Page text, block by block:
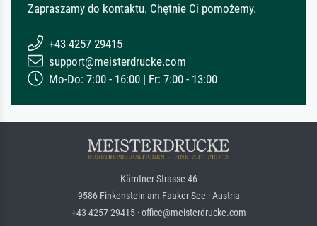
Zapraszamy do kontaktu. Chętnie Ci pomożemy.
+43 4257 29415
support@meisterdrucke.com
Mo-Do: 7:00 - 16:00 | Fr: 7:00 - 13:00
Kärntner Strasse 46
9586 Finkenstein am Faaker See · Austria
+43 4257 29415 · office@meisterdrucke.com